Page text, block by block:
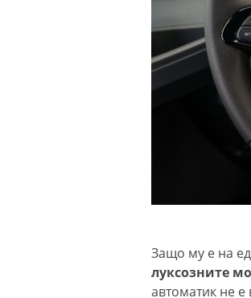
Защо му е на
луксозните
автоматик не е